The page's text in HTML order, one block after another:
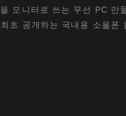
을 모니터로 쓰는 무선 PC 만
최초 공개하는 국내용 소울폰